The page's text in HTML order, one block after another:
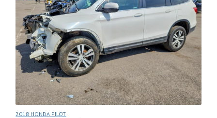
2018 HONDA PILOT